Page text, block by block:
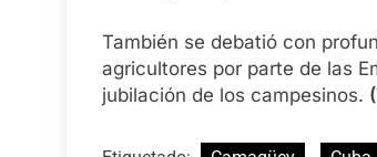
También se debatió con
agricultores por parte de las
jubilación de los campesinos.